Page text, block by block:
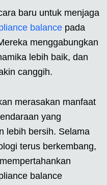
baru untuk menjaga
balance pada
menggabungkan
lebih baik, dan
canggih.
merasakan manfaat
yang
lebih bersih. Selama
terus berkembang,
balance